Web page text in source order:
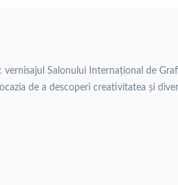
Salonului Internațional de
de a descoperi creativitatea și